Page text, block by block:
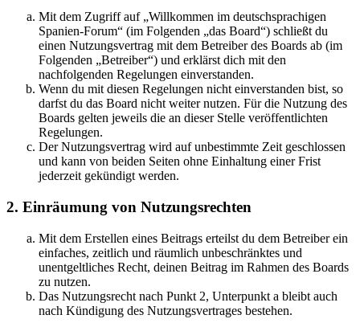
Mit dem Zugriff auf „Willkommen im deutschsprachigen
Spanien-Forum“ (im Folgenden „das Board“) schließt du
einen Nutzungsvertrag mit dem Betreiber des Boards ab (im
Folgenden „Betreiber“) und erklärst dich mit den
nachfolgenden Regelungen einverstanden.
Wenn du mit diesen Regelungen nicht einverstanden bist, so
darfst du das Board nicht weiter nutzen. Für die Nutzung des
Boards gelten jeweils die an dieser Stelle veröffentlichten
Regelungen.
Der Nutzungsvertrag wird auf unbestimmte Zeit geschlossen
und kann von beiden Seiten ohne Einhaltung einer Frist
jederzeit gekündigt werden.
2. Einräumung von Nutzungsrechten
Mit dem Erstellen eines Beitrags erteilst du dem Betreiber ein
einfaches, zeitlich und räumlich unbeschränktes und
unentgeltliches Recht, deinen Beitrag im Rahmen des Boards
zu nutzen.
Das Nutzungsrecht nach Punkt 2, Unterpunkt a bleibt auch
nach Kündigung des Nutzungsvertrages bestehen.